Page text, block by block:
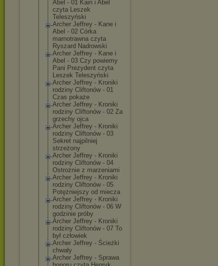
Abel - 01 Kain i Abel
czyta Leszek
Teleszyński
Archer Jeffrey - Kane i
Abel - 02 Córka
marnotrawna czyta
Ryszard Nadrowski
Archer Jeffrey - Kane i
Abel - 03 Czy powiemy
Pani Prezydent czyta
Leszek Teleszyński
Archer Jeffrey - Kroniki
rodziny Cliftonów - 01
Czas pokaże
Archer Jeffrey - Kroniki
rodziny Cliftonów - 02 Za
grzechy ojca
Archer Jeffrey - Kroniki
rodziny Cliftonów - 03
Sekret najpilniej
strzeżony
Archer Jeffrey - Kroniki
rodziny Cliftonów - 04
Ostrożnie z marzeniami
Archer Jeffrey - Kroniki
rodziny Cliftonów - 05
Potężniejszy od miecza
Archer Jeffrey - Kroniki
rodziny Cliftonów - 06 W
godzinie próby
Archer Jeffrey - Kroniki
rodziny Cliftonów - 07 To
był człowiek
Archer Jeffrey - Ścieżki
chwały
Archer Jeffrey - Sprawa